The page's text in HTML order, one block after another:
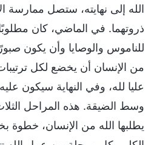
الله إلى نهايته، ستصل ممارسة
ذروتهما. في الماضي، كان
للناموس والوصايا وأن يكون
من الإنسان أن يخضع لكل
عليا لله، وفي النهاية سيكون
وسط الضيقة. هذه المراحل
يطلبها الله من الإنسان، خطوة